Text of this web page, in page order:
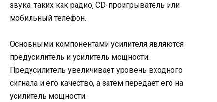
звука, таких как радио, CD-проигрыватель или
мобильный телефон.
Основными компонентами усилителя являются
предусилитель и усилитель мощности.
Предусилитель увеличивает уровень входного
сигнала и его качество, а затем передает его на
усилитель мощности.